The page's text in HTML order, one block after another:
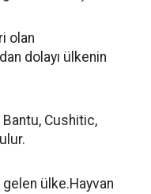
olan
dolayı ülkenin
Cushitic,
ülke.Hayvan